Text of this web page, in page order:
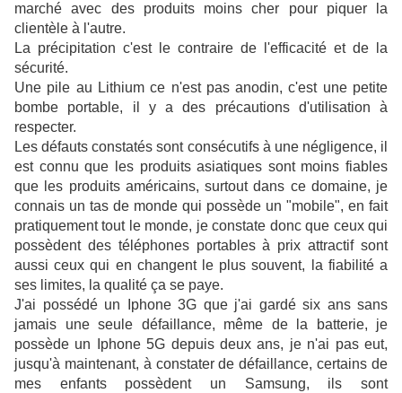
marché avec des produits moins cher pour piquer la
clientèle à l'autre.
La précipitation c'est le contraire de l'efficacité et de la
sécurité.
Une pile au Lithium ce n'est pas anodin, c'est une petite
bombe portable, il y a des précautions d'utilisation à
respecter.
Les défauts constatés sont consécutifs à une négligence, il
est connu que les produits asiatiques sont moins fiables
que les produits américains, surtout dans ce domaine, je
connais un tas de monde qui possède un "mobile", en fait
pratiquement tout le monde, je constate donc que ceux qui
possèdent des téléphones portables à prix attractif sont
aussi ceux qui en changent le plus souvent, la fiabilité a
ses limites, la qualité ça se paye.
J'ai possédé un Iphone 3G que j'ai gardé six ans sans
jamais une seule défaillance, même de la batterie, je
possède un Iphone 5G depuis deux ans, je n'ai pas eut,
jusqu'à maintenant, à constater de défaillance, certains de
mes enfants possèdent un Samsung, ils sont